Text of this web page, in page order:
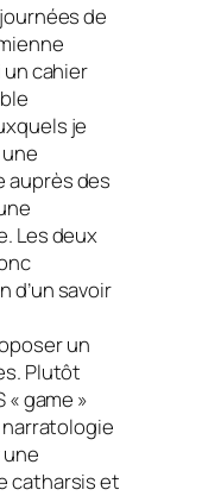
de
un cahier
je
une
auprès des
Les deux
d’un savoir
un
. Plutôt
« game »
narratologie
une
catharsis et